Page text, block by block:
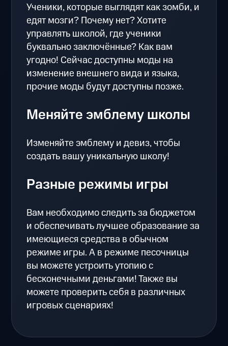
Ученики, которые выглядят как зомби, и
едят мозги? Почему нет? Хотите
управлять школой, где ученики
буквально заключённые? Как вам
угодно! Сейчас доступны моды на
изменение внешнего вида и языка,
прочие моды будут доступны позже.
Меняйте эмблему школы
Изменяйте эмблему и девиз, чтобы
создать вашу уникальную школу!
Разные режимы игры
Вам необходимо следить за бюджетом
и обеспечивать лучшее образование за
имеющиеся средства в обычном
режиме игры. А в режиме песочницы
вы можете устроить утопию с
бесконечными деньгами! Также вы
можете проверить себя в различных
игровых сценариях!